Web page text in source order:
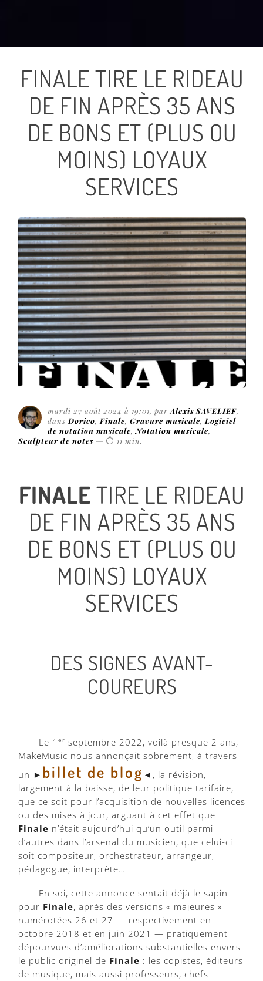
FINALE TIRE LE RIDEAU
DE FIN APRÈS 35 ANS
DE BONS ET (PLUS OU
MOINS) LOYAUX
SERVICES
mardi 27 août 2024 à 19:01, par Alexis SAVELIEF,
dans Dorico, Finale, Gravure musicale, Logiciel
de notation musicale,Notation musicale,
Sculpteur de notes — ⏱ 11 min.
FINALE TIRE LE RIDEAU
DE FIN APRÈS 35 ANS
DE BONS ET (PLUS OU
MOINS) LOYAUX
SERVICES
DES SIGNES AVANT-
COUREURS
Le 1 er septembre 2022, voilà presque 2 ans,
MakeMusic nous annonçait sobrement, à travers
un ► billet de blog ◄, la révision,
largement à la baisse, de leur politique tarifaire,
que ce soit pour l’acquisition de nouvelles licences
ou des mises à jour, arguant à cet effet que
Finale n’était aujourd’hui qu’un outil parmi
d’autres dans l’arsenal du musicien, que celui-ci
soit compositeur, orchestrateur, arrangeur,
pédagogue, interprète…
En soi, cette annonce sentait déjà le sapin
pour Finale, après des versions « majeures »
numérotées 26 et 27 — respectivement en
octobre 2018 et en juin 2021 — pratiquement
dépourvues d’améliorations substantielles envers
le public originel de Finale : les copistes, éditeurs
de musique, mais aussi professeurs, chefs